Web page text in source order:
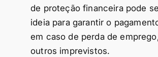
de proteção financeira pode
ideia para garantir o
em caso de perda de
outros imprevistos.